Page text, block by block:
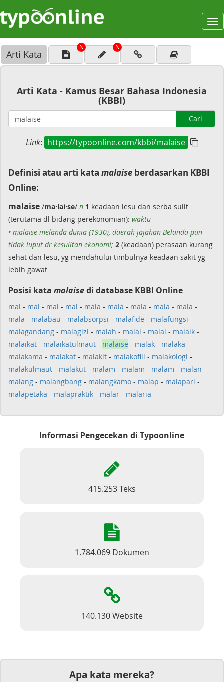
Arti Kata
N N
Arti Kata - Kamus Besar Bahasa Indonesia
(KBBI)
Cari
Link: https://typoonline.com/kbbi/malaise
Definisi atau arti kata malaise berdasarkan KBBI
Online:
malaise /ma·lai·se/ n 1 keadaan lesu dan serba sulit
(terutama dl bidang perekonomian): waktu
• malaise melanda dunia (1930), daerah jajahan Belanda pun
tidak luput dr kesulitan ekonomi; 2 (keadaan) perasaan kurang
sehat dan lesu, yg mendahului timbulnya keadaan sakit yg
lebih gawat
Posisi kata malaisedi database KBBI Online
mal - mal - mal - mal - mala - mala - mala - mala - mala -
mala - malabau - malabsorpsi - malafide - malafungsi -
malagandang - malagizi - malah - malai - malai - malaik -
malaikat - malaikatulmaut - malaise - malak - malaka -
malakama - malakat - malakit - malakofili - malakologi -
malakulmaut - malakut - malam - malam - malam - malan -
malang - malangbang - malangkamo - malap - malapari -
malapetaka - malapraktik - malar - malaria
Informasi Pengecekan di Typoonline
415.253 Teks
1.784.069 Dokumen
140.130 Website
Apa kata mereka?